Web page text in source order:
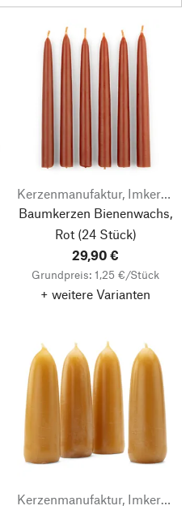
Kerzenmanufaktur, Imkerei & Gänserei Stephan Becker
Baumkerzen Bienenwachs,
Rot(24 Stück)
29,90 €
Grundpreis: 1,25 €/Stück
+ weitere Varianten
Kerzenmanufaktur, Imkerei & Gänserei Stephan Becker